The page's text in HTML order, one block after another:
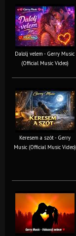
Dalolj velem - Gerry Music
(Official Music Video)
Keresem a szót - Gerry
Music (Official Music Video)